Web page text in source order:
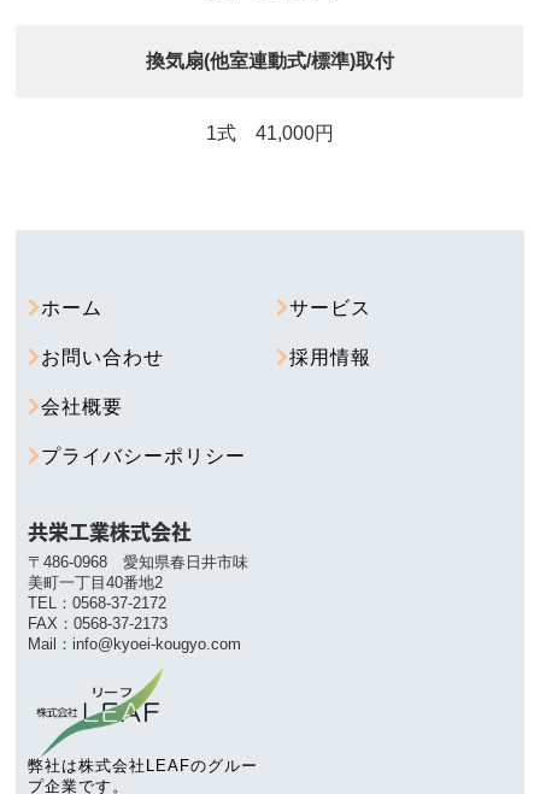
換気扇(他室連動式/標準)取付
1式 41,000円
ホーム
お問い合わせ
会社概要
プライバシーポリシー
サービス
採用情報
共栄工業株式会社
〒486-0968 愛知県春日井市味
美町一丁目40番地2
TEL：0568-37-2172
FAX：0568-37-2173
Mail：info@kyoei-kougyo.com
弊社は株式会社LEAFのグルー
プ企業です。